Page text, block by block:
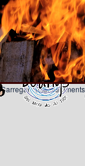
Carregant